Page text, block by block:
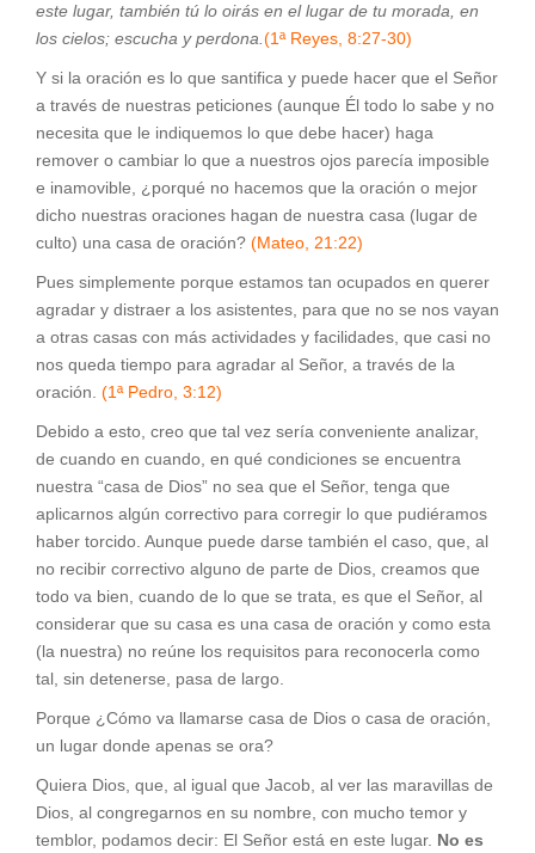
este lugar, también tú lo oirás en el lugar de tu morada, en
los cielos; escucha y perdona.(1ª Reyes, 8:27-30)
Y si la oración es lo que santifica y puede hacer que el Señor
a través de nuestras peticiones (aunque Él todo lo sabe y no
necesita que le indiquemos lo que debe hacer) haga
remover o cambiar lo que a nuestros ojos parecía imposible
e inamovible, ¿porqué no hacemos que la oración o mejor
dicho nuestras oraciones hagan de nuestra casa (lugar de
culto) una casa de oración? (Mateo, 21:22)
Pues simplemente porque estamos tan ocupados en querer
agradar y distraer a los asistentes, para que no se nos vayan
a otras casas con más actividades y facilidades, que casi no
nos queda tiempo para agradar al Señor, a través de la
oración. (1ª Pedro, 3:12)
Debido a esto, creo que tal vez sería conveniente analizar,
de cuando en cuando, en qué condiciones se encuentra
nuestra “casa de Dios” no sea que el Señor, tenga que
aplicarnos algún correctivo para corregir lo que pudiéramos
haber torcido. Aunque puede darse también el caso, que, al
no recibir correctivo alguno de parte de Dios, creamos que
todo va bien, cuando de lo que se trata, es que el Señor, al
considerar que su casa es una casa de oración y como esta
(la nuestra) no reúne los requisitos para reconocerla como
tal, sin detenerse, pasa de largo.
Porque ¿Cómo va llamarse casa de Dios o casa de oración,
un lugar donde apenas se ora?
Quiera Dios, que, al igual que Jacob, al ver las maravillas de
Dios, al congregarnos en su nombre, con mucho temor y
temblor, podamos decir: El Señor está en este lugar. No es